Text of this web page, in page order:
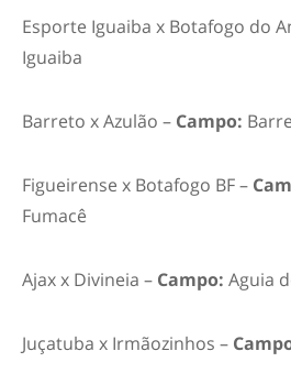
Esporte Iguaiba x Botafogo do
Iguaiba
Barreto x Azulão – Campo:
Figueirense x Botafogo BF –
Fumacê
Ajax x Divineia – Campo: Aguia
Juçatuba x Irmãozinhos –